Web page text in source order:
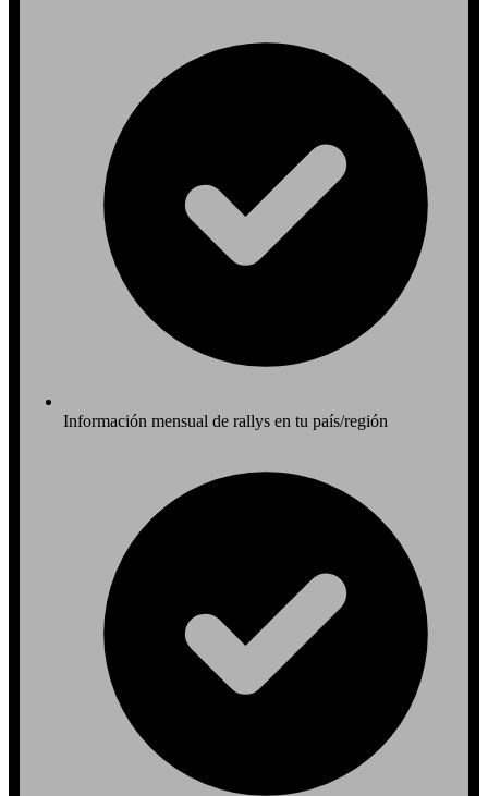
Información mensual de rallys en tu país/región